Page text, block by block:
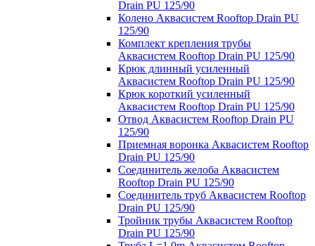
Drain PU 125/90
Колено Аквасистем Rooftop Drain PU
125/90
Комплект крепления трубы
Аквасистем Rooftop Drain PU 125/90
Крюк длинный усиленный
Аквасистем Rooftop Drain PU 125/90
Крюк короткий усиленный
Аквасистем Rooftop Drain PU 125/90
Отвод Аквасистем Rooftop Drain PU
125/90
Приемная воронка Аквасистем Rooftop
Drain PU 125/90
Соединитель желоба Аквасистем
Rooftop Drain PU 125/90
Соединитель труб Аквасистем Rooftop
Drain PU 125/90
Тройник трубы Аквасистем Rooftop
Drain PU 125/90